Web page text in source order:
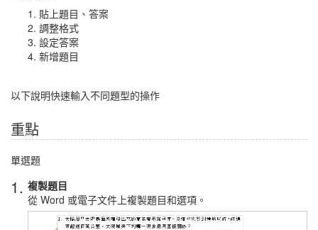
貼上題目、答案
調整格式
設定答案
新增題目
以下說明快速輸入不同題型的操作
重點
單選題
1. 複製題目
從 Word 或電子文件上複製題目和選項。